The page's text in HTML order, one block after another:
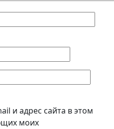
и адрес сайта в этом
моих